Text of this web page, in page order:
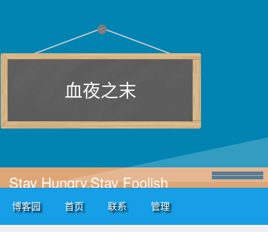
血夜之末
Stay Hungry,Stay Foolish
博客园 首页 联系 管理